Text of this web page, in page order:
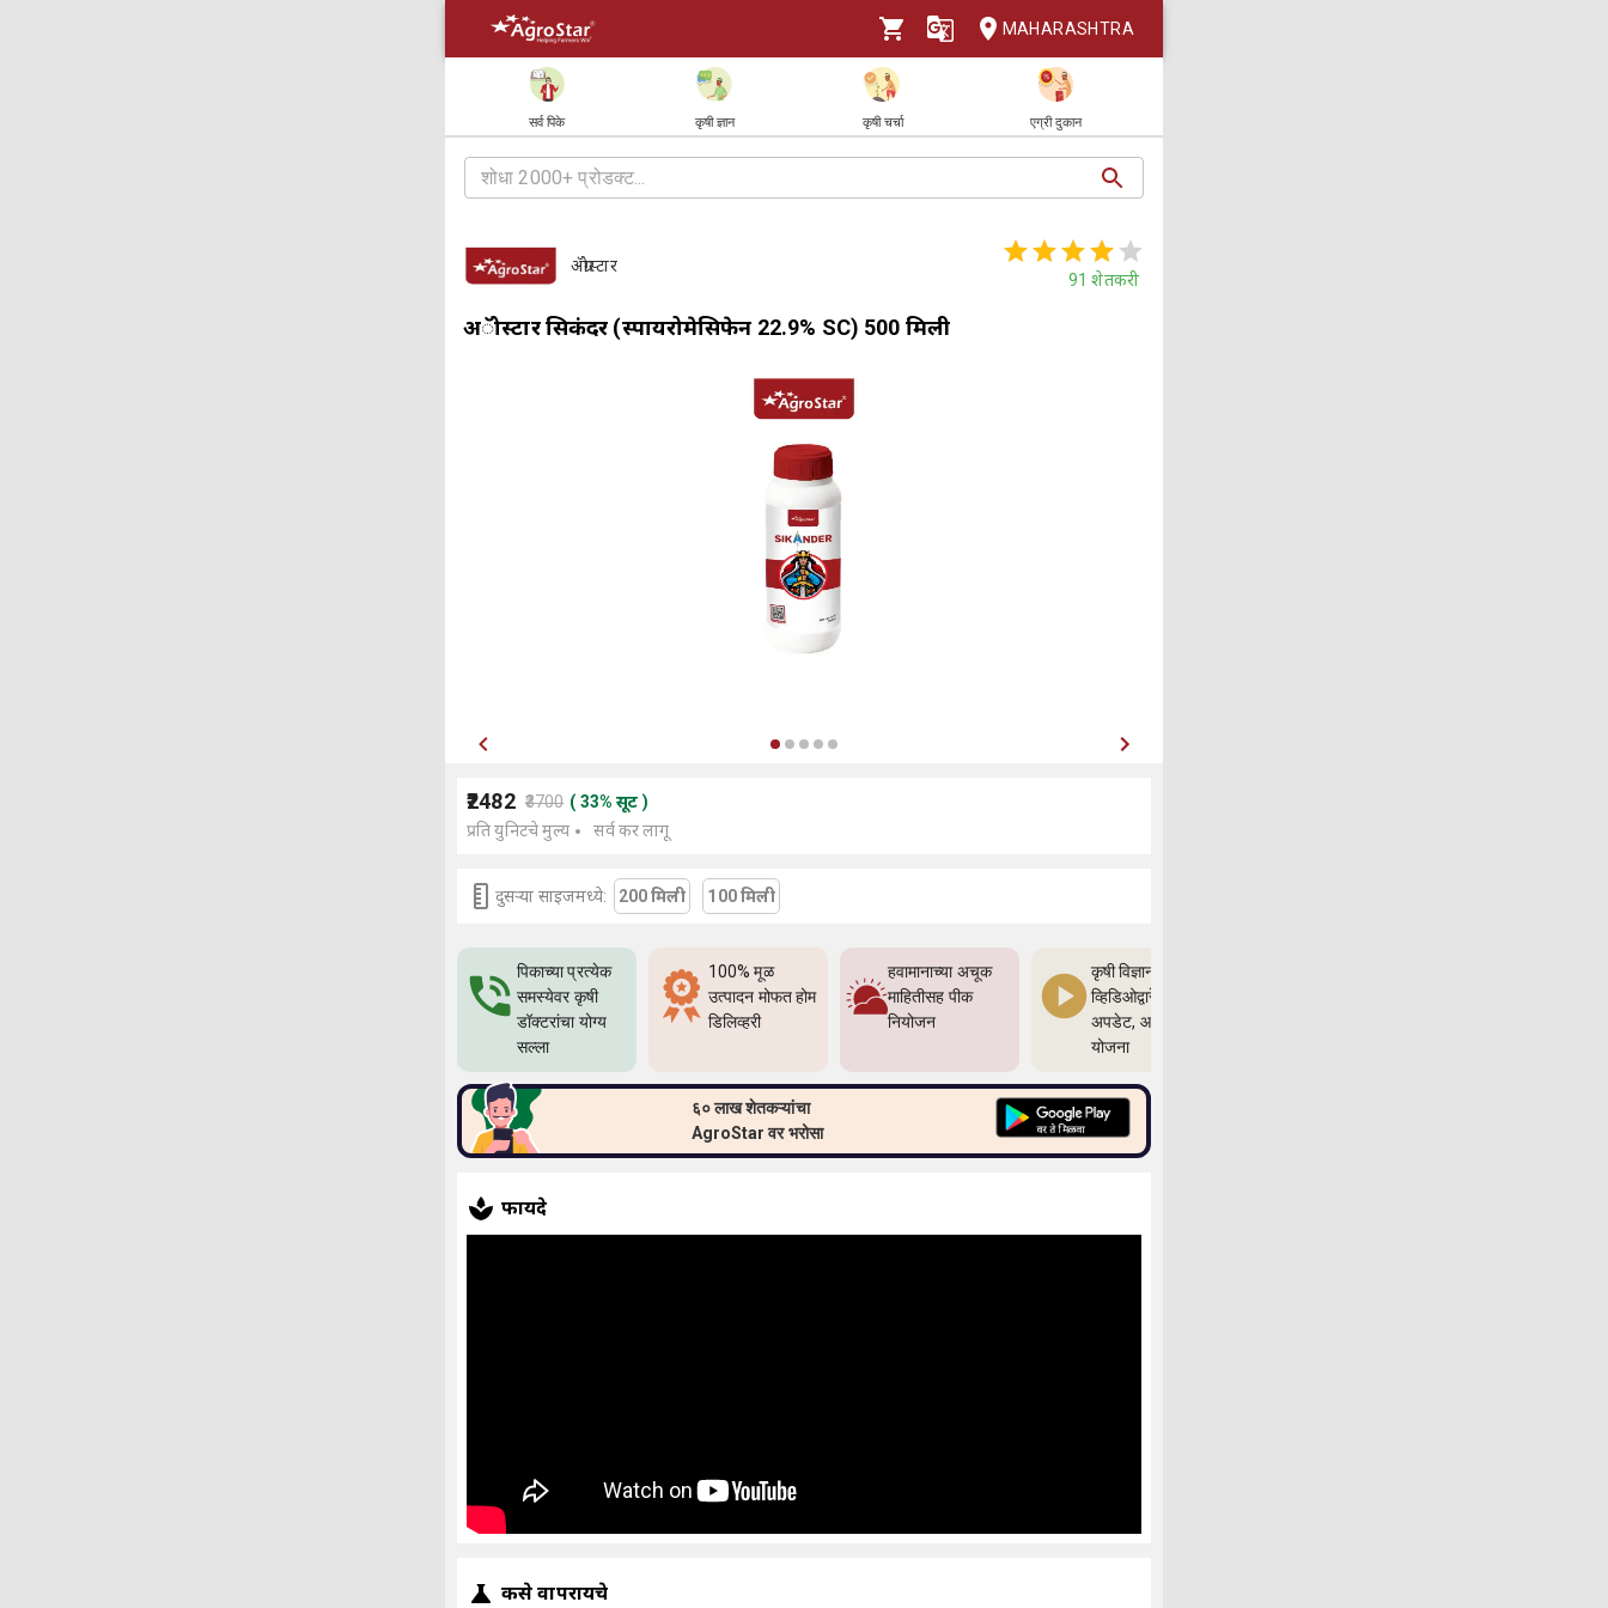
MAHARASHTRA
सर्व पिके कृषी ज्ञान कृषी चर्चा एग्री दुकान
ॲग्रोस्टार
91 शेतकरी
अॅग्रोस्टार सिकंदर (स्पायरोमेसिफेन 22.9% SC) 500 मिली
₹2482 ₹3700 ( 33% सूट )
प्रति युनिटचे मुल्य
सर्व कर लागू
दुसर्‍या साइजमध्ये: 200 मिली 100 मिली
पिकाच्या प्रत्येक
समस्येवर कृषी
डॉक्टरांचा योग्य
सल्ला
100% मूळ
उत्पादन मोफत होम
डिलिव्हरी
हवामानाच्या अचूक
माहितीसह पीक
नियोजन
कृषी विज्ञान
व्हिडिओद्वारे शेतीचे
अपडेट, आणि
योजना
६० लाख शेतकऱ्यांचा
AgroStar वर भरोसा
फायदे
कसे वापरायचे